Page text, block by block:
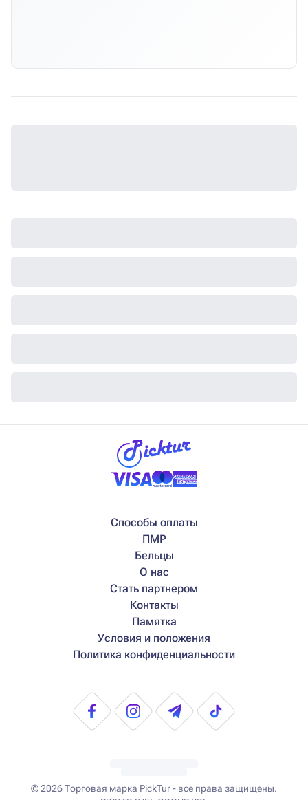
Способы оплаты
ПМР
Бельцы
О нас
Стать партнером
Контакты
Памятка
Условия и положения
Политика конфиденциальности
© 2026Торговая марка PickTur - все права защищены.